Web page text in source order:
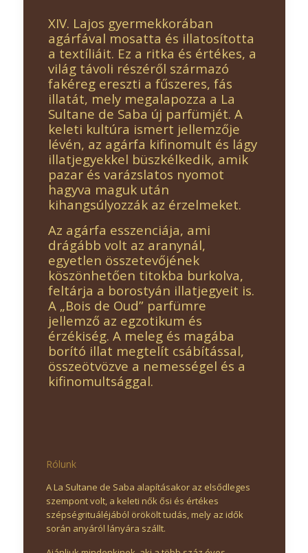
XIV. Lajos gyermekkorában
agárfával mosatta és illatosította
a textíliáit. Ez a ritka és értékes, a
világ távoli részéről származó
fakéreg ereszti a fűszeres, fás
illatát, mely megalapozza a La
Sultane de Saba új parfümjét. A
keleti kultúra ismert jellemzője
lévén, az agárfa kifinomult és lágy
illatjegyekkel büszkélkedik, amik
pazar és varázslatos nyomot
hagyva maguk után
kihangsúlyozzák az érzelmeket.
Az agárfa esszenciája, ami
drágább volt az aranynál,
egyetlen összetevőjének
köszönhetően titokba burkolva,
feltárja a borostyán illatjegyeit is.
A „Bois de Oud” parfümre
jellemző az egzotikum és
érzékiség. A meleg és magába
borító illat megtelít csábítással,
összeötvözve a nemességel és a
kifinomultsággal.
Rólunk
A La Sultane de Saba alapításakor az elsődleges
szempont volt, a keleti nők ősi és értékes
szépségrituáléjából örökölt tudás, mely az idők
során anyáról lányára szállt.